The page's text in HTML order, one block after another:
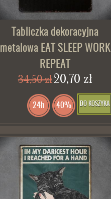
Tabliczka dekoracyjna
metalowa EAT SLEEP WORK
REPEAT
34,50 zł20,70 zł
DO KOSZYKA
24h 40%